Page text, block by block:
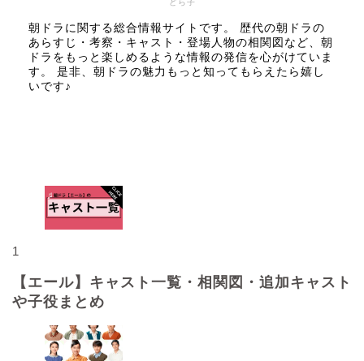
どら子
朝ドラに関する総合情報サイトです。 歴代の朝ドラの
あらすじ・考察・キャスト・登場人物の相関図など、朝
ドラをもっと楽しめるような情報の発信を心がけていま
す。 是非、朝ドラの魅力もっと知ってもらえたら嬉し
いです♪
1
【エール】キャスト一覧・相関図・追加キャスト
や子役まとめ